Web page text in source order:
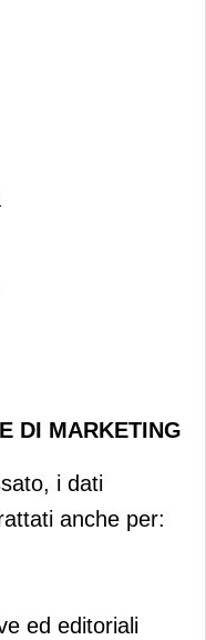
DI MARKETING
i dati
anche per:
ed editoriali